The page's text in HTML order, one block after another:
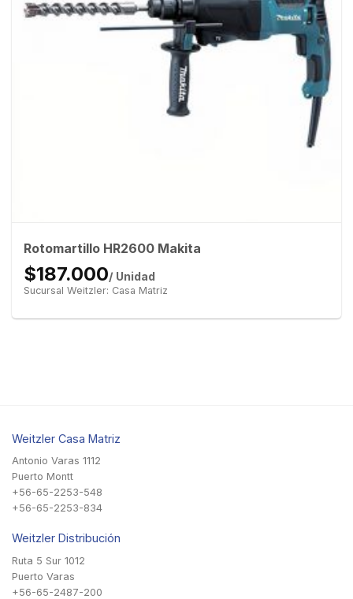
Rotomartillo HR2600 Makita
$187.000/ Unidad
Sucursal Weitzler: Casa Matriz
Weitzler Casa Matriz
Antonio Varas 1112
Puerto Montt
+56-65-2253-548
+56-65-2253-834
Weitzler Distribución
Ruta 5 Sur 1012
Puerto Varas
+56-65-2487-200